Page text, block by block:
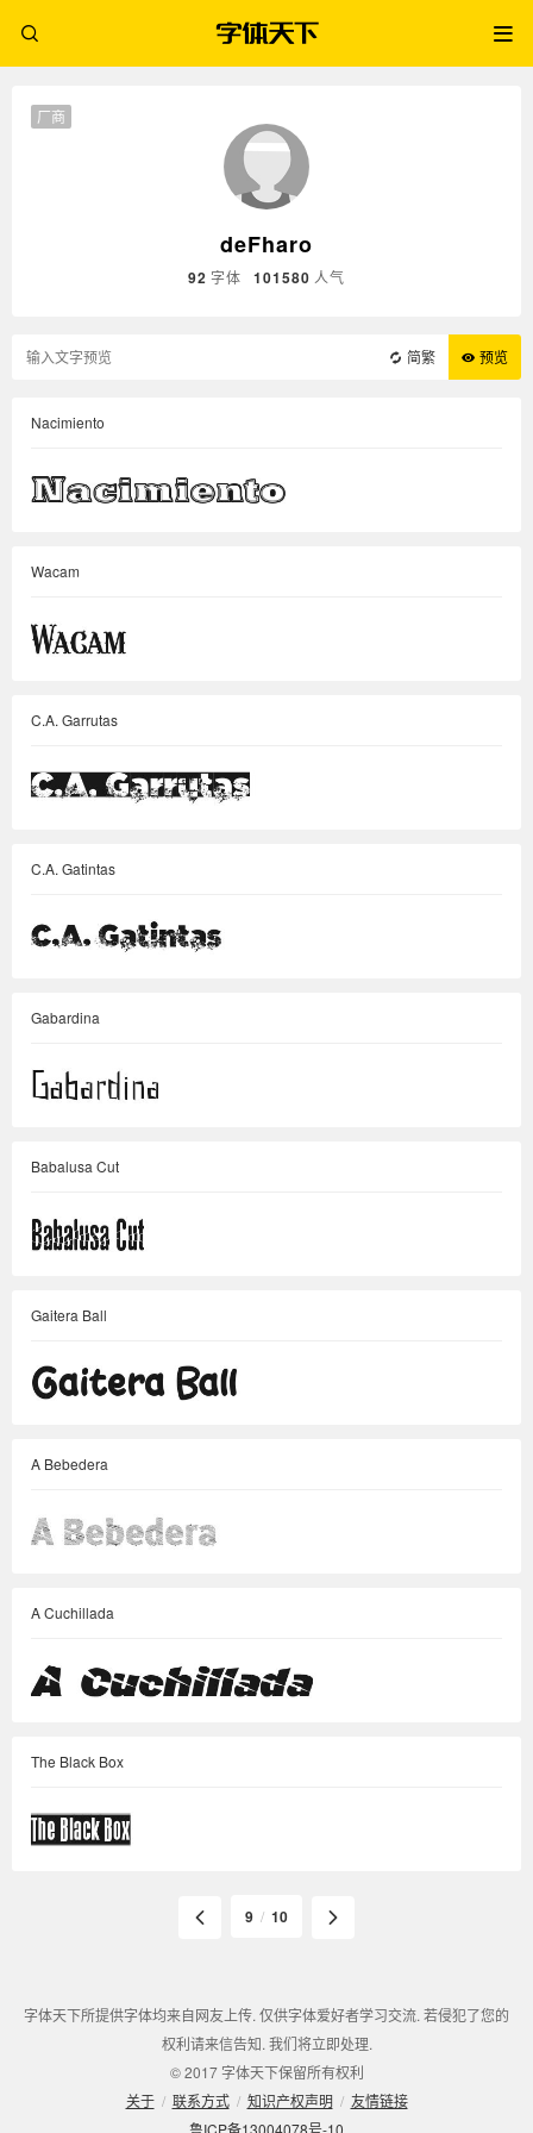
deFharo
92 字体 101580 人气
厂商
简繁 预览
Nacimiento
Wacam
C.A. Garrutas
C.A. Gatintas
Gabardina
Babalusa Cut
Gaitera Ball
A Bebedera
A Cuchillada
The Black Box
9 / 10
字体天下所提供字体均来自网友上传. 仅供字体爱好者学习交流. 若侵犯了您的
权利请来信告知. 我们将立即处理.
© 2017 字体天下保留所有权利
关于 / 联系方式 / 知识产权声明 / 友情链接
鲁ICP备13004078号-10